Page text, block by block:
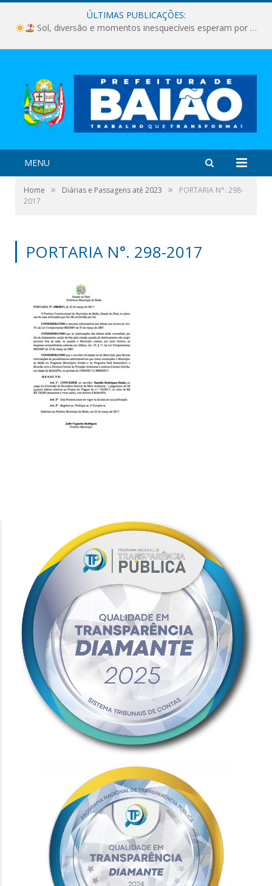
ÚLTIMAS PUBLICAÇÕES:
Sol, diversão e momentos inesquecíveis esperam por você!
MENU
Home » Diárias e Passagens até 2023 »
PORTARIA N°. 298-
2017
PORTARIA N°. 298-2017